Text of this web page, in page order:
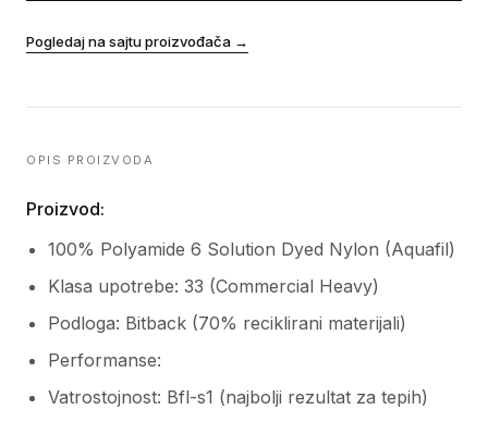
Pogledaj na sajtu proizvođača →
OPIS PROIZVODA
Proizvod:
100% Polyamide 6 Solution Dyed Nylon (Aquafil)
Klasa upotrebe: 33 (Commercial Heavy)
Podloga: Bitback (70% reciklirani materijali)
Performanse:
Vatrostojnost: Bfl-s1 (najbolji rezultat za tepih)